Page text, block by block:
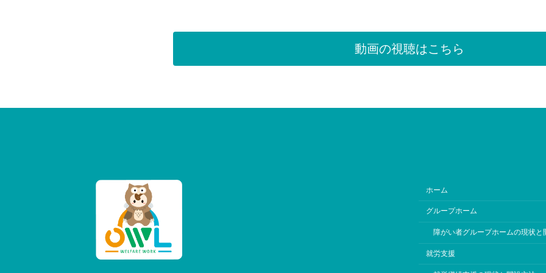
動画の視聴はこちら
ホーム
グループホーム
障がい者グループホームの現状と
就労支援